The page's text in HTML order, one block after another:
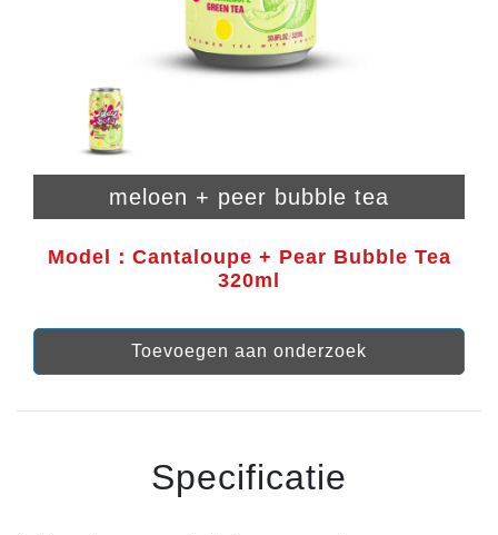
meloen + peer bubble tea
Model：Cantaloupe + Pear Bubble Tea
320ml
Toevoegen aan onderzoek
Specificatie